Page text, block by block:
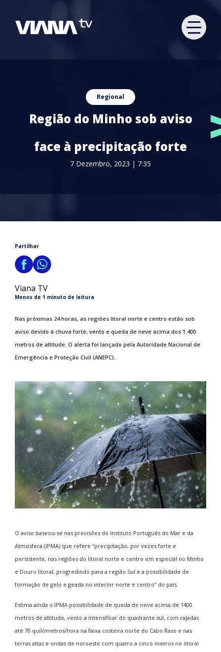
Regional
Região do Minho sob aviso
face à precipitação forte
7 Dezembro, 2023 | 7:35
Partilhar
Viana TV
Menos de 1 minuto de leitura
Nas próximas 24 horas, as regiões litoral norte e centro estão sob
aviso devido à chuva forte, vento e queda de neve acima dos 1.400
metros de altitude. O alerta foi lançado pela Autoridade Nacional de
Emergência e Proteção Civil (ANEPC).
O aviso baseou-se nas previsões do Instituto Português do Mar e da
Atmosfera (IPMA) que refere “precipitação, por vezes forte e
persistente, nas regiões do litoral norte e centro em especial no Minho
e Douro litoral, progredindo para a região Sul e a possibilidade de
formação de gelo e geada no interior norte e centro” do país.
Estima ainda o IPMA possibilidade de queda de neve acima de 1400
metros de altitude, vento a intensificar do quadrante sul, com rajadas
até 70 quilómetros/hora na faixa costeira norte do Cabo Raso e nas
terras altas e ondas de noroeste com quatro a cinco metros no litoral